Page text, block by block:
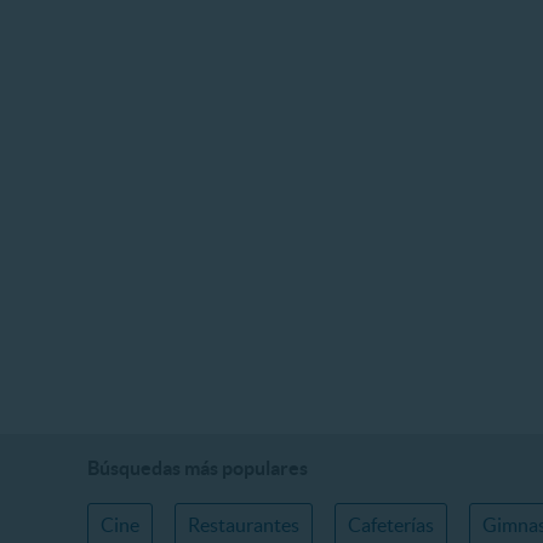
Cine Restaurantes Cafeterías